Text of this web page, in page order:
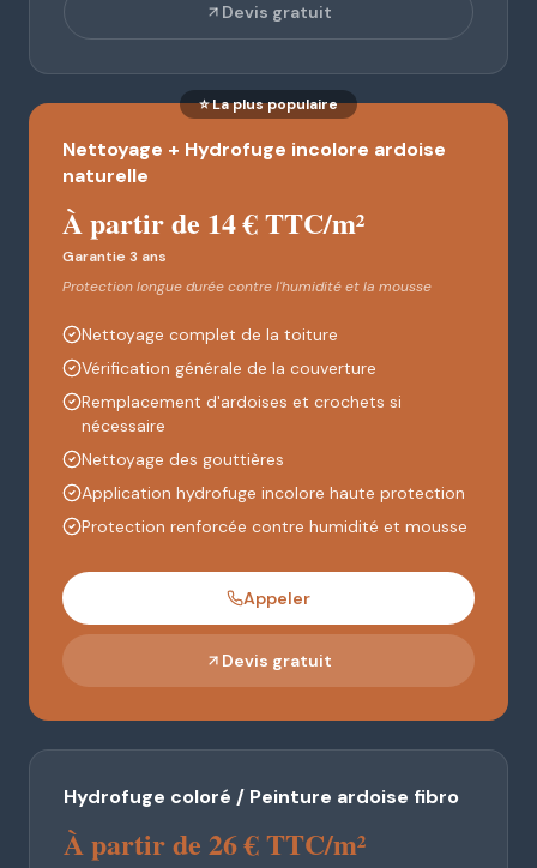
Devis gratuit
⭐ La plus populaire
Nettoyage + Hydrofuge incolore ardoise
naturelle
À partir de 14 € TTC/m²
Garantie 3 ans
Protection longue durée contre l'humidité et la mousse
Nettoyage complet de la toiture
Vérification générale de la couverture
Remplacement d'ardoises et crochets si
nécessaire
Nettoyage des gouttières
Application hydrofuge incolore haute protection
Protection renforcée contre humidité et mousse
Appeler
Devis gratuit
Hydrofuge coloré / Peinture ardoise fibro
À partir de 26 € TTC/m²